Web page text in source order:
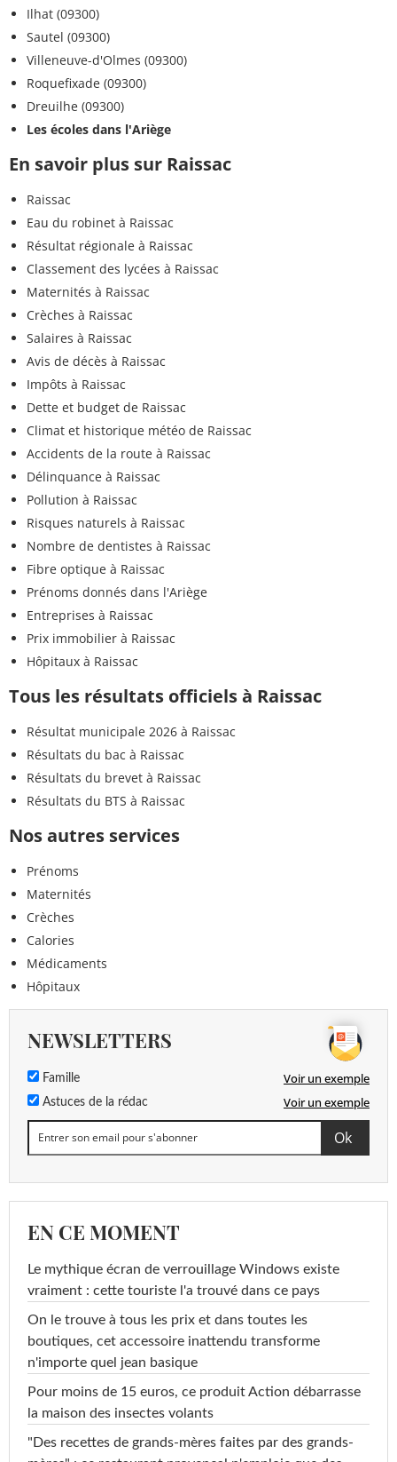
Ilhat (09300)
Sautel (09300)
Villeneuve-d'Olmes (09300)
Roquefixade (09300)
Dreuilhe (09300)
Les écoles dans l'Ariège
En savoir plus sur Raissac
Raissac
Eau du robinet à Raissac
Résultat régionale à Raissac
Classement des lycées à Raissac
Maternités à Raissac
Crèches à Raissac
Salaires à Raissac
Avis de décès à Raissac
Impôts à Raissac
Dette et budget de Raissac
Climat et historique météo de Raissac
Accidents de la route à Raissac
Délinquance à Raissac
Pollution à Raissac
Risques naturels à Raissac
Nombre de dentistes à Raissac
Fibre optique à Raissac
Prénoms donnés dans l'Ariège
Entreprises à Raissac
Prix immobilier à Raissac
Hôpitaux à Raissac
Tous les résultats officiels à Raissac
Résultat municipale 2026 à Raissac
Résultats du bac à Raissac
Résultats du brevet à Raissac
Résultats du BTS à Raissac
Nos autres services
Prénoms
Maternités
Crèches
Calories
Médicaments
Hôpitaux
NEWSLETTERS
Famille Voir un exemple
Astuces de la rédac Voir un exemple
EN CE MOMENT
Le mythique écran de verrouillage Windows existe
vraiment : cette touriste l'a trouvé dans ce pays
On le trouve à tous les prix et dans toutes les
boutiques, cet accessoire inattendu transforme
n'importe quel jean basique
Pour moins de 15 euros, ce produit Action débarrasse
la maison des insectes volants
"Des recettes de grands-mères faites par des grands-